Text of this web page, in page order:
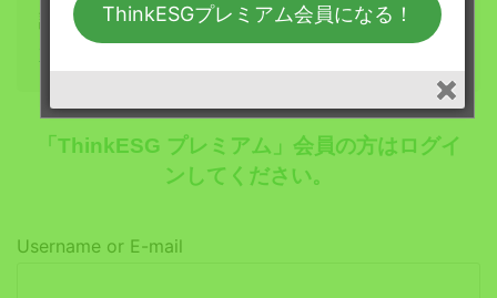
読）」へはこちらからお申し込みいただけま
「ThinkESG プレミアム」会員の方はログイ
ンしてください。
Username or E-mail
ThinkESGプレミアム会員になる！